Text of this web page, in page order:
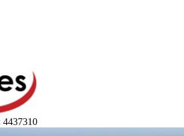
4437310